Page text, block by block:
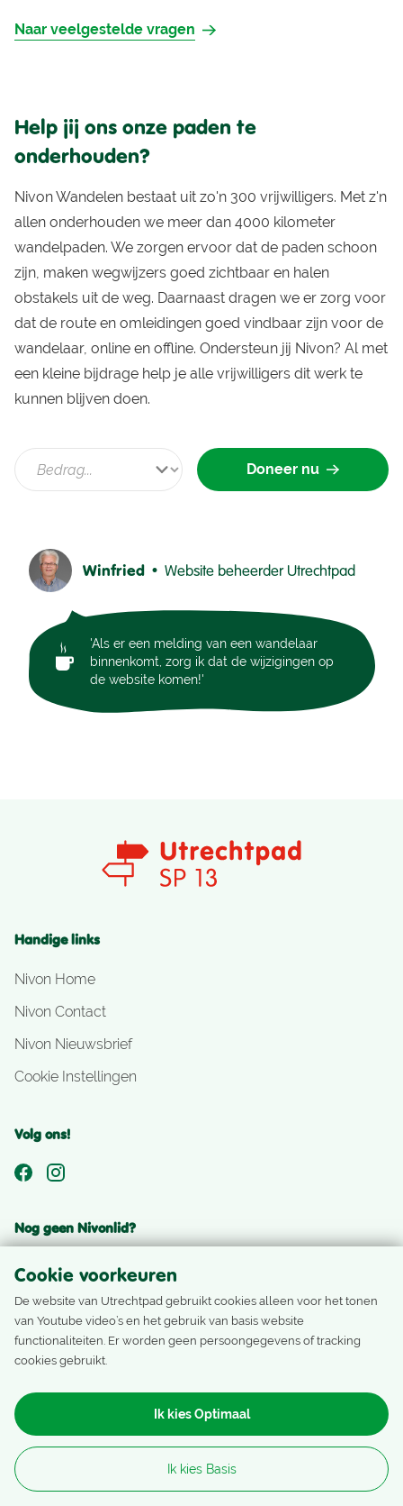
Naar veelgestelde vragen
Help jij ons onze paden te
onderhouden?
Nivon Wandelen bestaat uit zo'n 300 vrijwilligers. Met z'n
allen onderhouden we meer dan 4000 kilometer
wandelpaden. We zorgen ervoor dat de paden schoon
zijn, maken wegwijzers goed zichtbaar en halen
obstakels uit de weg. Daarnaast dragen we er zorg voor
dat de route en omleidingen goed vindbaar zijn voor de
wandelaar, online en offline. Ondersteun jij Nivon? Al met
een kleine bijdrage help je alle vrijwilligers dit werk te
kunnen blijven doen.
Doneer nu
Winfried • Website beheerder Utrechtpad
'Als er een melding van een wandelaar
binnenkomt, zorg ik dat de wijzigingen op
de website komen!'
Handige links
Nivon Home
Nivon Contact
Nivon Nieuwsbrief
Cookie Instellingen
Volg ons!
Nog geen Nivonlid?
Als Nivonlid ontvang je het laatste nieuws, ons ledenblad
Nivon Natuurvrienden Copyright
Cookie voorkeuren
De website van Utrechtpad gebruikt cookies alleen voor het tonen
van Youtube video’s en het gebruik van basis website
functionaliteiten. Er worden geen persoongegevens of tracking
cookies gebruikt.
Ik kies Optimaal
Ik kies Basis